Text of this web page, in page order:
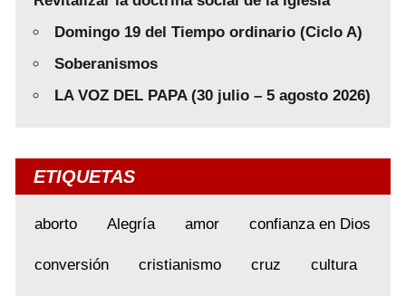
Domingo 19 del Tiempo ordinario (Ciclo A)
Soberanismos
LA VOZ DEL PAPA (30 julio – 5 agosto 2026)
ETIQUETAS
aborto Alegría amor confianza en Dios
conversión cristianismo cruz cultura